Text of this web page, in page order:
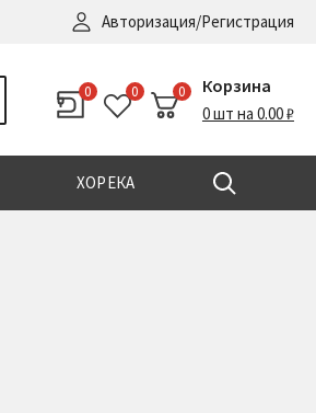
Авторизация/Регистрация
0 0 0 Корзина
0 шт на 0.00 ₽
ХОРЕКА
Регистрация